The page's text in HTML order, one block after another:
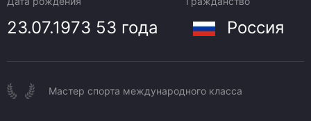
23.07.1973 53 года Россия
Мастер спорта международного класса